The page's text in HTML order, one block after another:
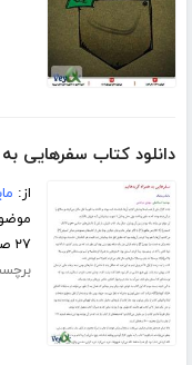
دانلود کتاب سفرهایی
از:
۲۷ صفحه